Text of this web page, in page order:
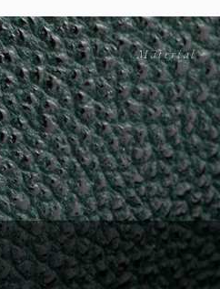
Material